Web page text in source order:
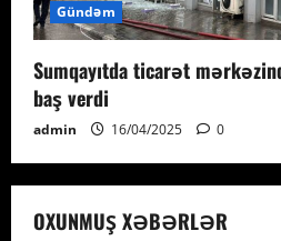
Gündəm
Sumqayıtda ticarət
baş verdi
admin 16/04/2025 0
OXUNMUŞ XƏBƏRLƏR